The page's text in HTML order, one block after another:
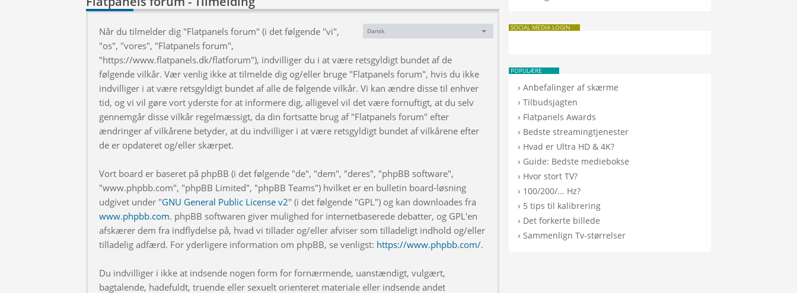
Sprog:
Dansk
Når du tilmelder dig "Flatpanels forum" (i det følgende "vi",
"os", "vores", "Flatpanels forum",
"https://www.flatpanels.dk/flatforum"), indvilliger du i at være retsgyldigt bundet af de
følgende vilkår. Vær venlig ikke at tilmelde dig og/eller bruge "Flatpanels forum", hvis du ikke
indvilliger i at være retsgyldigt bundet af alle de følgende vilkår. Vi kan ændre disse til enhver
tid, og vi vil gøre vort yderste for at informere dig, alligevel vil det være fornuftigt, at du selv
gennemgår disse vilkår regelmæssigt, da din fortsatte brug af "Flatpanels forum" efter
ændringer af vilkårene betyder, at du indvilliger i at være retsgyldigt bundet af vilkårene efter
de er opdateret og/eller skærpet.
Vort board er baseret på phpBB (i det følgende "de", "dem", "deres", "phpBB software",
"www.phpbb.com", "phpBB Limited", "phpBB Teams") hvilket er en bulletin board-løsning
udgivet under "GNU General Public License v2" (i det følgende "GPL") og kan downloades fra
www.phpbb.com. phpBB softwaren giver mulighed for internetbaserede debatter, og GPL'en
afskærer dem fra indflydelse på, hvad vi tillader og/eller afviser som tilladeligt indhold og/eller
tilladelig adfærd. For yderligere information om phpBB, se venligst: https://www.phpbb.com/.
Du indvilliger i ikke at indsende nogen form for fornærmende, uanstændigt, vulgært,
bagtalende, hadefuldt, truende eller sexuelt orienteret materiale eller indsende andet
SOCIAL MEDIA LOGIN
POPULÆRE
›Anbefalinger af skærme
›Tilbudsjagten
› Flatpanels Awards
› Bedste streamingtjenester
› Hvad er Ultra HD & 4K?
› Guide: Bedste mediebokse
› Hvor stort TV?
› 100/200/... Hz?
› 5 tips til kalibrering
› Det forkerte billede
›Sammenlign Tv-størrelser